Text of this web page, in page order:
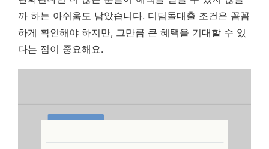
까 하는 아쉬움도 남았습니다. 디딤돌대출 조건은 꼼꼼
하게 확인해야 하지만, 그만큼 큰 혜택을 기대할 수 있
다는 점이 중요해요.